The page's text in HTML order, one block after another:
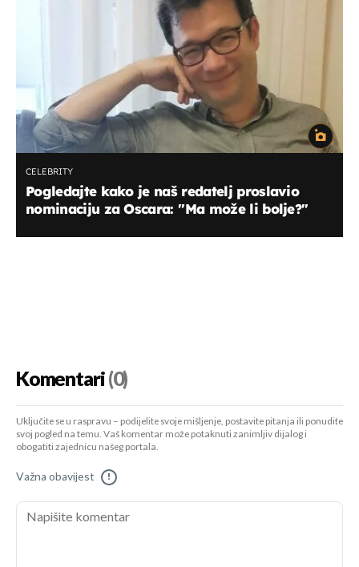
CELEBRITY
Pogledajte kako je naš redatelj proslavio
nominaciju za Oscara: ''Ma može li bolje?''
Komentari(0)
Uključite se u raspravu – podijelite svoje mišljenje, postavite pitanja ili ponudite
svoj pogled na temu. Vaš komentar može potaknuti zanimljiv dijalog i
obogatiti zajednicu našeg portala.
Važna obavijest !